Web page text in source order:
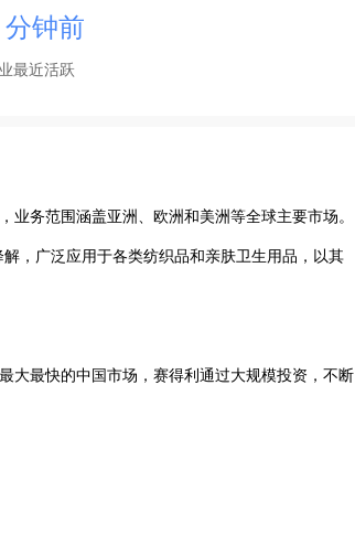
分钟前
最近活跃
务范围涵盖亚洲、欧洲和美洲等全球主要市场。
，广泛应用于各类纺织品和亲肤卫生用品，以其
工厂、一家纱线工厂，一家莱赛尔纤维工厂以及两